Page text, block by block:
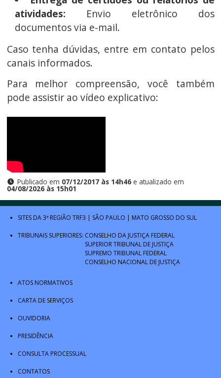
atividades: Envio eletrônico dos
documentos via e-mail.
Caso tenha dúvidas, entre em contato pelos
canais informados.
Para melhor compreensão, você também
pode assistir ao vídeo explicativo:
Publicado em 07/12/2017 às 14h46e atualizado em
04/08/2026 às 15h01
SITES DA 3ª REGIÃO TRF3 | SÃO PAULO | MATO GROSSO DO SUL
TRIBUNAIS SUPERIORES: CONSELHO DA JUSTIÇA FEDERAL
SUPERIOR TRIBUNAL DE JUSTIÇA
SUPREMO TRIBUNAL FEDERAL
CONSELHO NACIONAL DE JUSTIÇA
ATOS NORMATIVOS
CARTA DE SERVIÇOS
OUVIDORIA
PRESIDÊNCIA
CONSULTA PROCESSUAL
CONTATOS